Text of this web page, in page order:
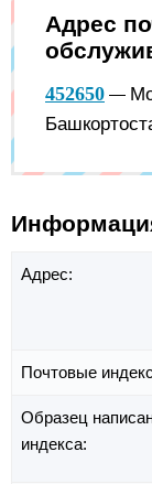
Адрес
452650 —
Адрес:
Почтовые
Образец
индекса: